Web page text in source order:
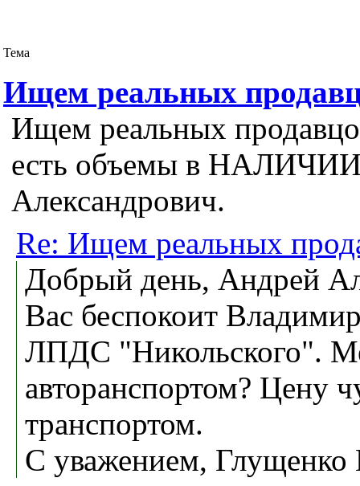
Тема
Ищем реальных
Ищем реальных
есть объемы в
Александрович.
Re: Ищем реальных
Добрый день, Андрей
Вас беспокоит
ЛПДС "Никольского".
авторанспортом? Цену
транспортом.
С уважением, Глущенко